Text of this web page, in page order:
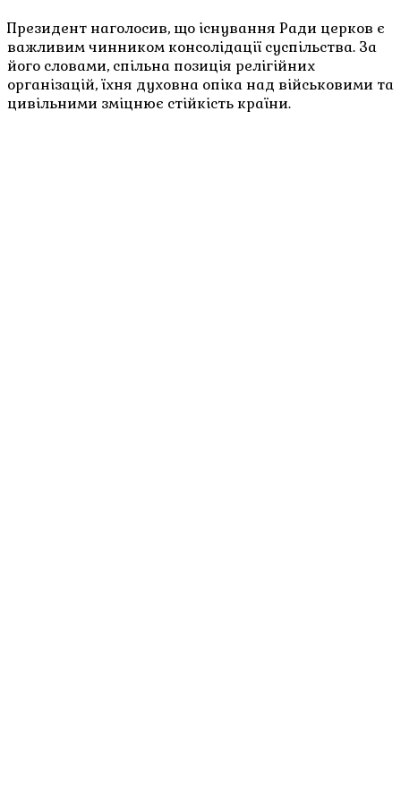
Президент наголосив, що існування Ради церков є
важливим чинником консолідації суспільства. За
його словами, спільна позиція релігійних
організацій, їхня духовна опіка над військовими та
цивільними зміцнює стійкість країни.